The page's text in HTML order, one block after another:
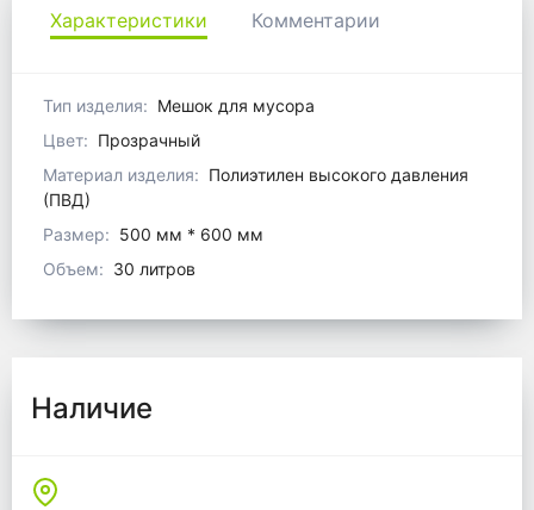
Характеристики Комментарии
Тип изделия: Мешок для мусора
Цвет: Прозрачный
Материал изделия: Полиэтилен высокого давления
(ПВД)
Размер: 500 мм * 600 мм
Объем: 30 литров
Наличие